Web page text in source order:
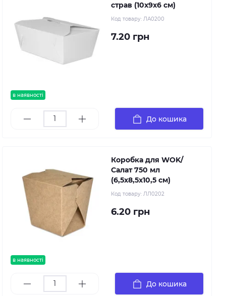
в наявності
страв (10х9х6 см)
Код товару: ЛА0200
7.20 грн
До кошика
в наявності
Коробка для WOK/
Салат 750 мл
(6,5х8,5х10,5 см)
Код товару: ЛЛ0202
6.20 грн
До кошика